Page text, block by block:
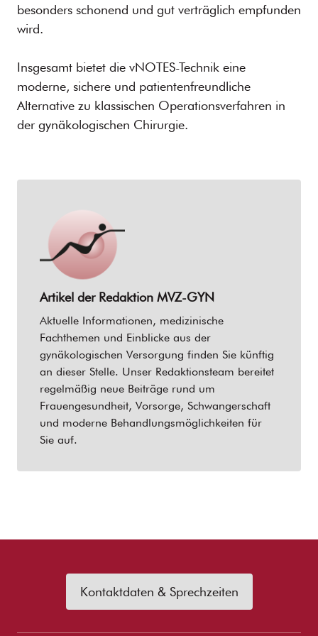
besonders schonend und gut verträglich empfunden
wird.
Insgesamt bietet die vNOTES-Technik eine
moderne, sichere und patientenfreundliche
Alternative zu klassischen Operationsverfahren in
der gynäkologischen Chirurgie.
Artikel der Redaktion MVZ-GYN
Aktuelle Informationen, medizinische
Fachthemen und Einblicke aus der
gynäkologischen Versorgung finden Sie künftig
an dieser Stelle. Unser Redaktionsteam bereitet
regelmäßig neue Beiträge rund um
Frauengesundheit, Vorsorge, Schwangerschaft
und moderne Behandlungsmöglichkeiten für
Sie auf.
Kontaktdaten & Sprechzeiten